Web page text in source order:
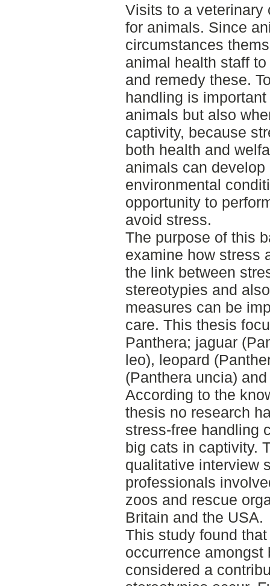
Visits to a veterinary
for animals. Since
circumstances
animal health staff
and remedy these.
handling is
animals but also
captivity, because
both health and
animals can
environmental
opportunity to
avoid stress.
The purpose of this
examine how stress
the link between
stereotypies and
measures can be
care. This thesis
Panthera; jaguar
leo), leopard
(Panthera uncia)
According to the
thesis no research
stress-free handling
big cats in captivity.
qualitative interview
professionals
zoos and rescue
Britain and the USA.
This study found
occurrence
considered a